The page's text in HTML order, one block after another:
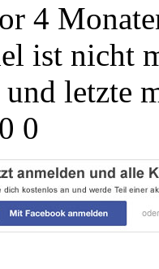
4
ist nicht
und letzte
0 0